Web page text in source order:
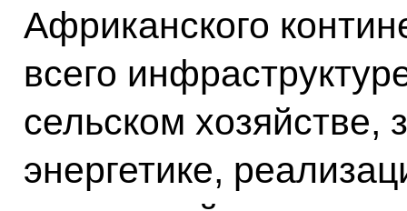
Африканского
всего
сельском хозяйстве,
энергетике,